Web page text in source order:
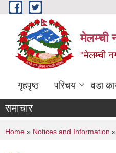
Skip to main content
मेलम्ची
"मेलम्ची
गृहपृष्ठ परिचय वडा
समाचार
You are here
Home » Notices and Information